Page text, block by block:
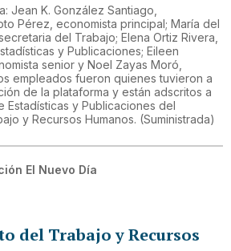
Jean K. González Santiago,
Pérez, economista principal; María del
del Trabajo; Elena Ortiz Rivera,
y Publicaciones; Eileen
senior y Noel Zayas Moró,
empleados fueron quienes tuvieron a
de la plataforma y están adscritos a
Estadísticas y Publicaciones del
y Recursos Humanos. (Suministrada)
El Nuevo Día
del Trabajo y Recursos